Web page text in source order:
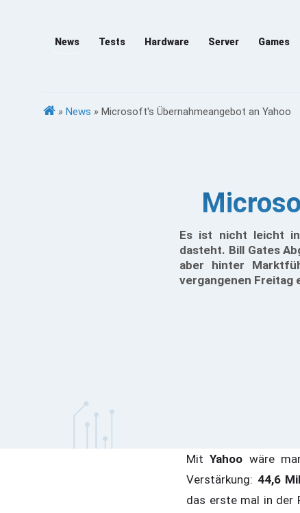
News Tests Hardware Server Games
» News » Microsoft's Übernahmeangebot an Yahoo
Es ist nicht leicht
dasteht. Bill Gates
aber hinter
vergangenen Freitag
MitYahoo wäre
Verstärkung: 44,6
das erste mal in der